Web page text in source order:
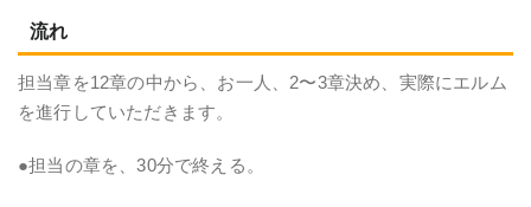
流れ
担当章を12章の中から、お一人、2〜3章決め、実際にエルム
を進行していただきます。
●担当の章を、30分で終える。